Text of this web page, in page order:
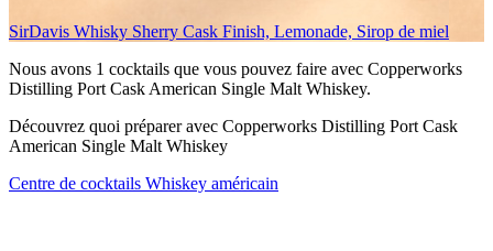
SirDavis Whisky Sherry Cask Finish, Lemonade, Sirop de miel
Nous avons 1 cocktails que vous pouvez faire avec Copperworks
Distilling Port Cask American Single Malt Whiskey.
Découvrez quoi préparer avec Copperworks Distilling Port Cask
American Single Malt Whiskey
Centre de cocktails Whiskey américain